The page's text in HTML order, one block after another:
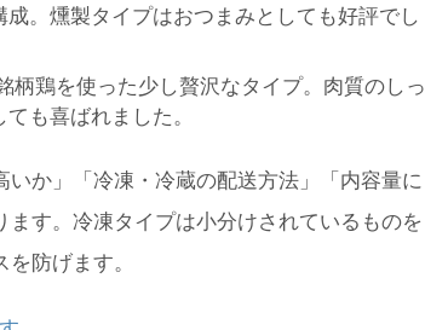
。燻製タイプはおつまみとしても好評でし
柄鶏を使った少し贅沢なタイプ。肉質のしっ
も喜ばれました。
か」「冷凍・冷蔵の配送方法」「内容量に
す。冷凍タイプは小分けされているものを
防げます。